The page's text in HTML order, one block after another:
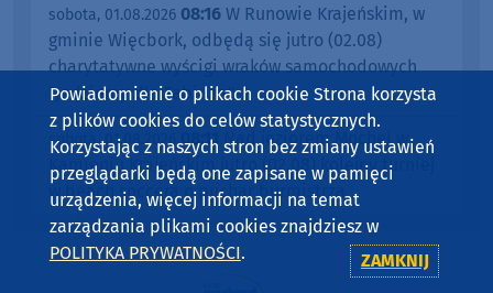
sobota, 01.08.2026 08:16 W Runowie Krajeńskim, w
gminie Więcbork, odbędą się jutro (02.08)
charytatywne wyścigi wraków samochodowych
"Jedziemy dla Fabiana"
sobota, 01.08.2026 08:11
Nad jeziorem Mochel w
Kamieniu Krajeńskim jutro (02.08) kolejny turniej
w beach soccera o puchar burmistrza
Powiadomienie o plikach cookie Strona korzysta
z plików cookies do celów statystycznych.
Korzystając z naszych stron bez zmiany ustawień
przeglądarki będą one zapisane w pamięci
urządzenia, więcej informacji na temat
zarządzania plikami cookies znajdziesz w
POLITYKA PRYWATNOŚCI. ZAMKNIJ